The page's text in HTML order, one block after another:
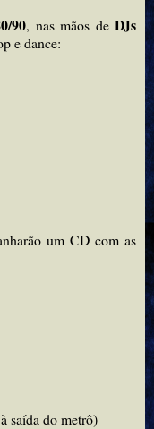
90, nas mãos deDJs
e dance:
um CD com as
saída do metrô)